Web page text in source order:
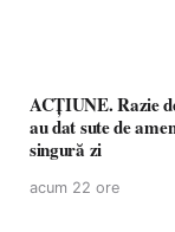
ACȚIUNE. Razie
au dat sute de
singură zi
acum 22 ore